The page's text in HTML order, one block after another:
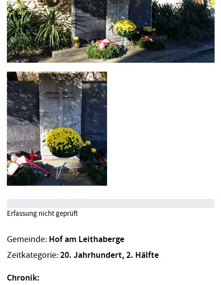
Gemeinde: Hof am Leithaberge
Zeitkategorie:20. Jahrhundert, 2. Hälfte
Chronik:
Erfassung nicht geprüft